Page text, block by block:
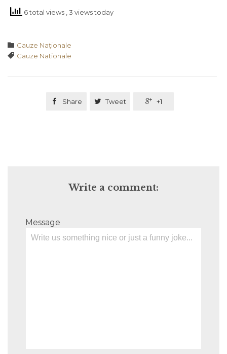
6 total views , 3 views today
 Category
Cauze Naţionale
 Tags
Cauze Nationale
 Share  Tweet  +1
Write a comment:
Message